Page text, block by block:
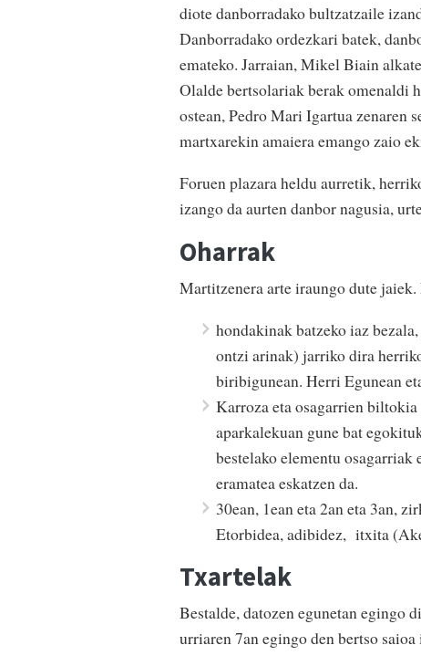
diote danborradako bultzatzaile
Danborradako ordezkari batek,
emateko. Jarraian, Mikel Biain
Olalde bertsolariak berak omenaldi
ostean, Pedro Mari Igartua zenaren
martxarekin amaiera emango zaio
Foruen plazara heldu aurretik,
izango da aurten danbor nagusia,
Oharrak
Martitzenera arte iraungo dute
hondakinak batzeko iaz
ontzi arinak) jarriko dira
biribigunean. Herri Egunean
Karroza eta osagarrien
aparkalekuan gune bat
bestelako elementu
eramatea eskatzen da.
30ean, 1ean eta 2an eta 3an,
Etorbidea, adibidez, itxita
Txartelak
Bestalde, datozen egunetan egingo
urriaren 7an egingo den bertso saioa